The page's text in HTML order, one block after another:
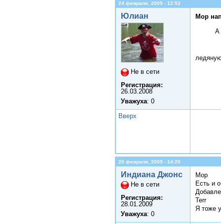
24 февраля, 2009 - 12:52
Юлиан
Не в сети
Регистрация:
26.03.2008
Уважуха: 0
Мор
А
Вверх
26 февраля, 2009 - 14:20
Индиана Джонс
Не в сети
Регистрация:
28.01.2009
Уважуха: 0
Мор
Есть и
Terr
Я тоже